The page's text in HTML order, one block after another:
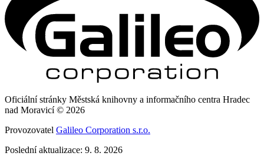
Oficiální stránky Městská knihovny a informačního centra Hradec
nad Moravicí © 2026
Provozovatel Galileo Corporation s.r.o.
Poslední aktualizace: 9. 8. 2026